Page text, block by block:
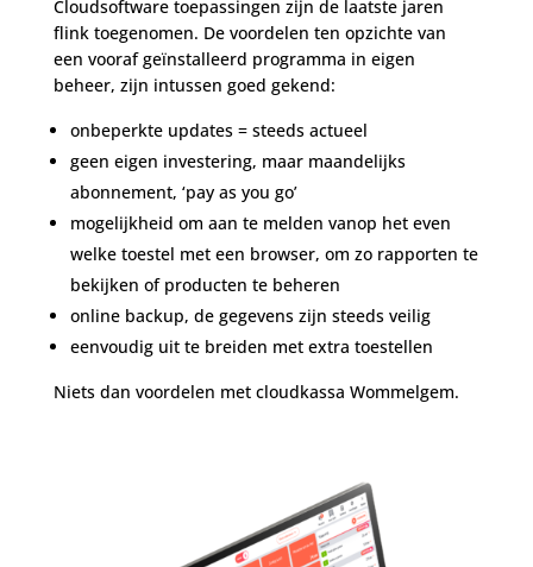
Cloudsoftware toepassingen zijn de laatste jaren
flink toegenomen. De voordelen ten opzichte van
een vooraf geïnstalleerd programma in eigen
beheer, zijn intussen goed gekend:
onbeperkte updates = steeds actueel
geen eigen investering, maar maandelijks
abonnement, ‘pay as you go’
mogelijkheid om aan te melden vanop het even
welke toestel met een browser, om zo rapporten te
bekijken of producten te beheren
online backup, de gegevens zijn steeds veilig
eenvoudig uit te breiden met extra toestellen
Niets dan voordelen met cloudkassa Wommelgem.